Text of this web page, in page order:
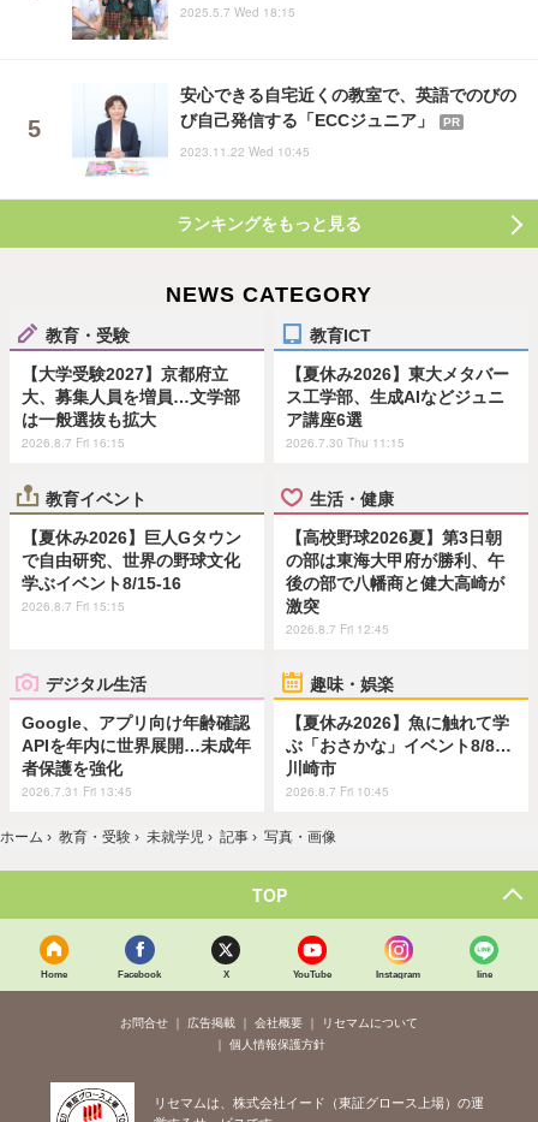
2025.5.7 Wed 18:15
安心できる自宅近くの教室で、英語でのびの
び自己発信する「ECCジュニア」
PR
2023.11.22 Wed 10:45
ランキングをもっと見る
NEWS CATEGORY
教育・受験
【大学受験2027】京都府立
大、募集人員を増員…文学部
は一般選抜も拡大
2026.8.7 Fri 16:15
教育ICT
【夏休み2026】東大メタバー
ス工学部、生成AIなどジュニ
ア講座6選
2026.7.30 Thu 11:15
教育イベント
【夏休み2026】巨人Gタウン
で自由研究、世界の野球文化
学ぶイベント8/15-16
2026.8.7 Fri 15:15
生活・健康
【高校野球2026夏】第3日朝
の部は東海大甲府が勝利、午
後の部で八幡商と健大高崎が
激突
2026.8.7 Fri 12:45
デジタル生活
Google、アプリ向け年齢確認
APIを年内に世界展開…未成年
者保護を強化
2026.7.31 Fri 13:45
趣味・娯楽
【夏休み2026】魚に触れて学
ぶ「おさかな」イベント8/8…
川崎市
2026.8.7 Fri 10:45
ホーム › 教育・受験 › 未就学児 › 記事 › 写真・画像
TOP
Home Facebook X YouTube Instagram line
お問合せ 広告掲載 会社概要
リセマムについて
個人情報保護方針
リセマムは、株式会社イード（東証グロース上場）の運